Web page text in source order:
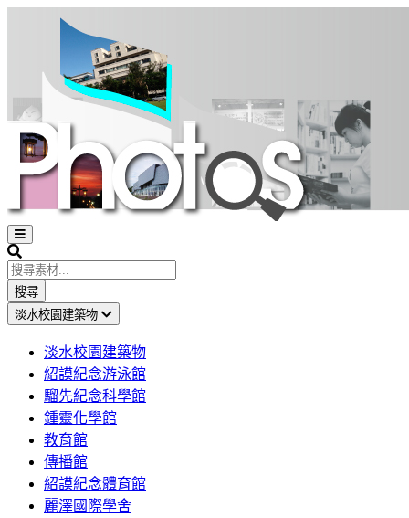
Open
sidebar
Search
搜尋
淡水校園建築物
淡水校園建築物
紹謨紀念游泳館
騮先紀念科學館
鍾靈化學館
教育館
傳播館
紹謨紀念體育館
麗澤國際學舍